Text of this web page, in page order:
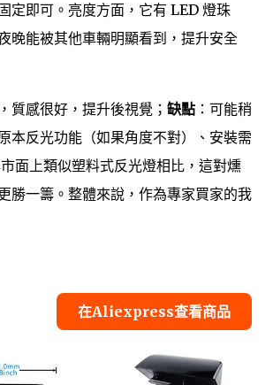
定即可。亮度方面，它有 LED 燈珠
晚能被其他車輛明顯看到，提升安全
質感很好，提升後視覺； 缺點 ：可能稍
本反光功能（如果角度不對）、安裝需
面上類似塑料式反光燈相比，這對燻
勝一籌。整體來說，作為專家買家的我
在Aliexpress查看商品